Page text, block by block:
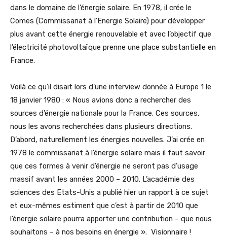
dans le domaine de l’énergie solaire. En 1978, il crée le
Comes (Commissariat à l’Energie Solaire) pour développer
plus avant cette énergie renouvelable et avec l’objectif que
l’électricité photovoltaïque prenne une place substantielle en
France.
Voilà ce qu’il disait lors d’une interview donnée à Europe 1 le
18 janvier 1980 : « Nous avions donc a rechercher des
sources d’énergie nationale pour la France. Ces sources,
nous les avons recherchées dans plusieurs directions.
D’abord, naturellement les énergies nouvelles. J’ai crée en
1978 le commissariat à l’énergie solaire mais il faut savoir
que ces formes à venir d’énergie ne seront pas d’usage
massif avant les années 2000 – 2010. L’académie des
sciences des Etats-Unis a publié hier un rapport à ce sujet
et eux-mêmes estiment que c’est à partir de 2010 que
l’énergie solaire pourra apporter une contribution – que nous
souhaitons – à nos besoins en énergie ». Visionnaire !